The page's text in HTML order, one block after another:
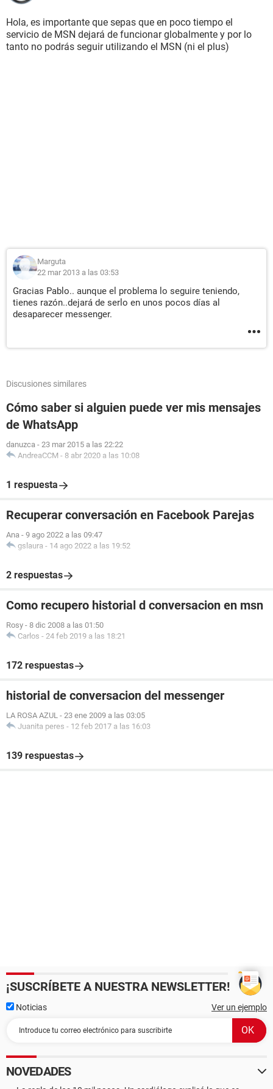
Hola, es importante que sepas que en poco tiempo el
servicio de MSN dejará de funcionar globalmente y por lo
tanto no podrás seguir utilizando el MSN (ni el plus)
Marguta
22 mar 2013 a las 03:53
Gracias Pablo.. aunque el problema lo seguire teniendo,
tienes razón..dejará de serlo en unos pocos días al
desaparecer messenger.
Discusiones similares
Cómo saber si alguien puede ver mis mensajes
de WhatsApp
danuzca - 23 mar 2015 a las 22:22
AndreaCCM - 8 abr 2020 a las 10:08
1 respuesta
Recuperar conversación en Facebook Parejas
Ana - 9 ago 2022 a las 09:47
gslaura - 14 ago 2022 a las 19:52
2 respuestas
Como recupero historial d conversacion en msn
Rosy - 8 dic 2008 a las 01:50
Carlos - 24 feb 2019 a las 18:21
172 respuestas
historial de conversacion del messenger
LA ROSA AZUL - 23 ene 2009 a las 03:05
Juanita peres - 12 feb 2017 a las 16:03
139 respuestas
¡SUSCRÍBETE A NUESTRA NEWSLETTER!
Noticias Ver un ejemplo
NOVEDADES